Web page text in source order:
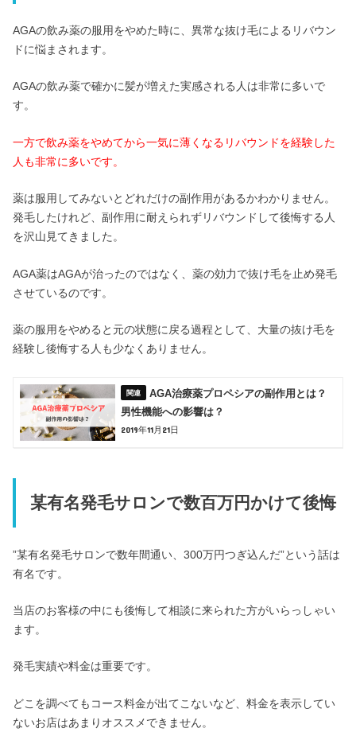
AGAの飲み薬の服用をやめた時に、異常な抜け毛によるリバウン
ドに悩まされます。
AGAの飲み薬で確かに髪が増えた実感される人は非常に多いで
す。
一方で飲み薬をやめてから一気に薄くなるリバウンドを経験した
人も非常に多いです。
薬は服用してみないとどれだけの副作用があるかわかりません。
発毛したけれど、副作用に耐えられずリバウンドして後悔する人
を沢山見てきました。
AGA薬はAGAが治ったのではなく、薬の効力で抜け毛を止め発毛
させているのです。
薬の服用をやめると元の状態に戻る過程として、大量の抜け毛を
経験し後悔する人も少なくありません。
AGA治療薬プロペシアの副作用とは？
男性機能への影響は？
2019年11月21日
某有名発毛サロンで数百万円かけて後悔
”某有名発毛サロンで数年間通い、300万円つぎ込んだ”という話は
有名です。
当店のお客様の中にも後悔して相談に来られた方がいらっしゃい
ます。
発毛実績や料金は重要です。
どこを調べてもコース料金が出てこないなど、料金を表示してい
ないお店はあまりオススメできません。